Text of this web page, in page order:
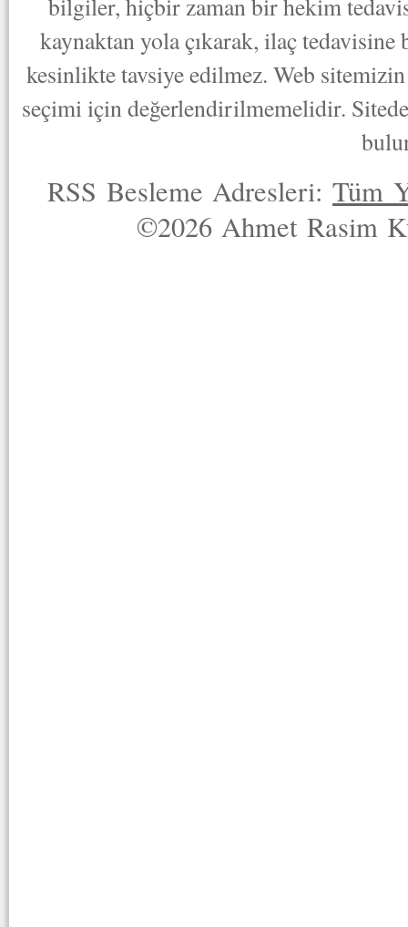
bilgiler, hiçbir zaman bir hekim
kaynaktan yola çıkarak, ilaç
kesinlikte tavsiye edilmez. Web
seçimi için değerlendirilmemelidir.
RSS Besleme Adresleri:Tüm
©2026 Ahmet Rasim